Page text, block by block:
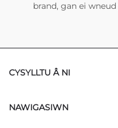
brand, gan ei
CYSYLLTU Â NI
NAWIGASIWN